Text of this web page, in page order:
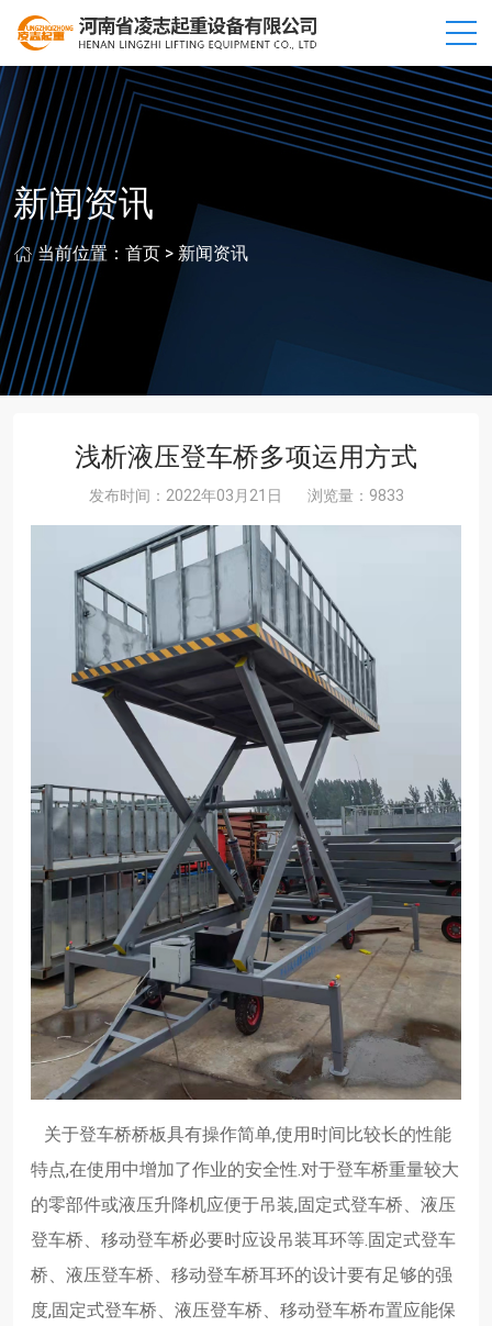
新闻资讯
当前位置： 首页 > 新闻资讯
浅析液压登车桥多项运用方式
发布时间：2022年03月21日 浏览量：9833
关于登车桥桥板具有操作简单,使用时间比较长的性能
特点,在使用中增加了作业的安全性.对于登车桥重量较大
的零部件或液压升降机应便于吊装,固定式登车桥、液压
登车桥、移动登车桥必要时应设吊装耳环等.固定式登车
桥、液压登车桥、移动登车桥耳环的设计要有足够的强
度,固定式登车桥、液压登车桥、移动登车桥布置应能保